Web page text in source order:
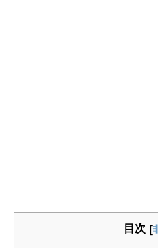
目次 [